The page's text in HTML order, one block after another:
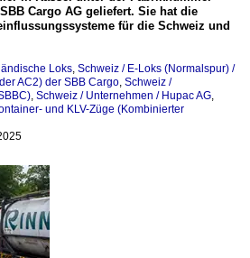
Cargo AG geliefert. Sie hat die
für die Schweiz und
Loks, Schweiz / E-Loks (Normalspur) /
AC2) der SBB Cargo, Schweiz /
, Schweiz / Unternehmen / Hupac AG,
und KLV-Züge (Kombinierter